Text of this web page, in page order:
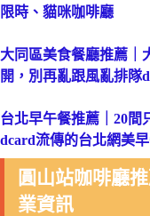
限時、貓咪咖啡廳
大同區美食餐廳推薦｜
開，別再亂跟風亂排隊
台北早午餐推薦｜20間
dcard流傳的台北網美
圓山站咖啡廳
業資訊